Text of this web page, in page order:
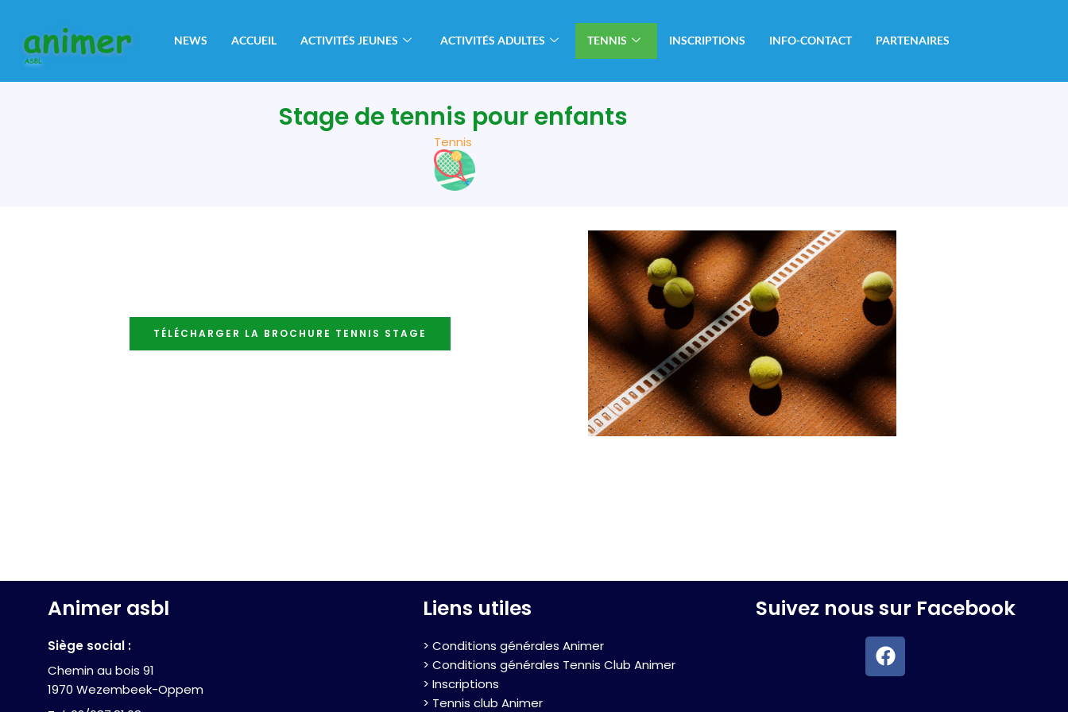
contenu
NEWS ACCUEIL ACTIVITÉS JEUNES ACTIVITÉS ADULTES TENNIS INSCRIPTIONS INFO-CONTACT PARTENAIRES
Stage de tennis pour enfants
Tennis
TÉLÉCHARGER LA BROCHURE TENNIS STAGE
Animer asbl
Siège social :
Chemin au bois 91
1970 Wezembeek-Oppem
Liens utiles
> Conditions générales Animer
> Conditions générales Tennis Club Animer
> Inscriptions
> Tennis club Animer
Suivez nous sur Facebook
F
a
c